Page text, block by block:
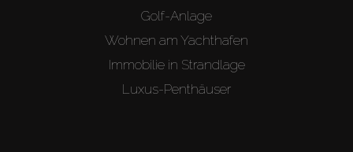
Golf-Anlage
Wohnen am Yachthafen
Immobilie in Strandlage
Luxus-Penthäuser